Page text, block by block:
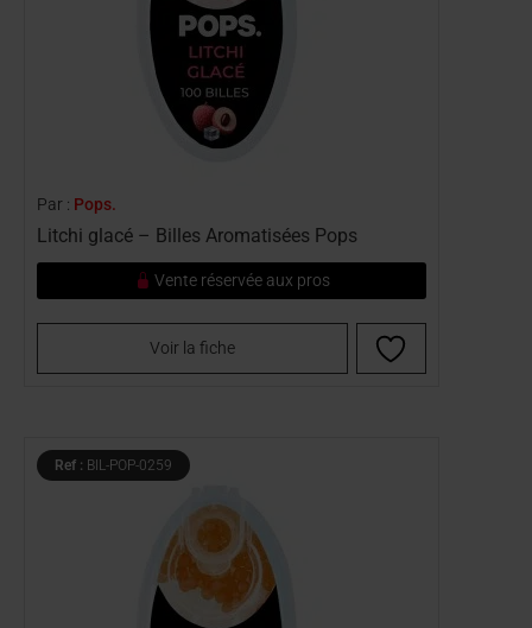
Par : Pops.
Litchi glacé – Billes Aromatisées Pops
Vente réservée aux pros
Voir la fiche
Ref : BIL-POP-0259